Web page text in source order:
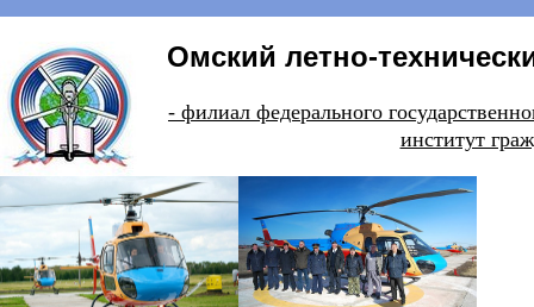
Омский летно-
- филиал федерального
институт